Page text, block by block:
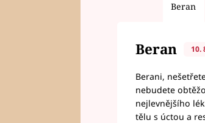
Beran
Beran 10.
Berani,
nebudete
nejlevnějšího
tělu s úctou a